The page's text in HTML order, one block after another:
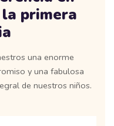
primera
una enorme
y una fabulosa
de nuestros niños.